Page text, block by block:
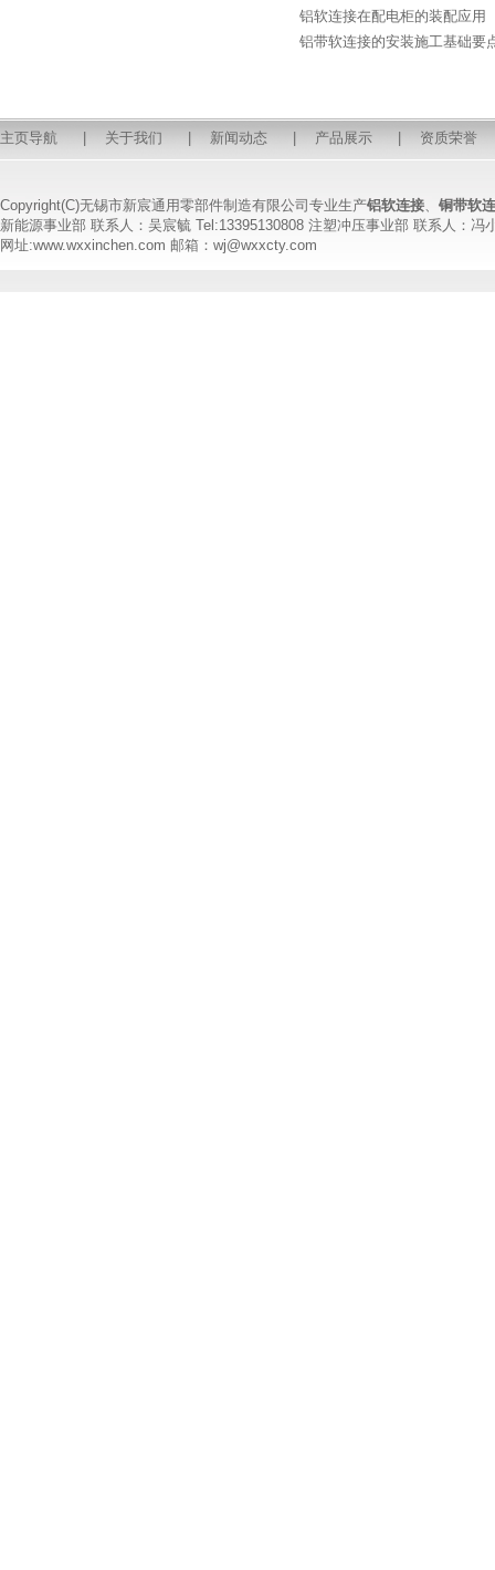
铝软连接在配电柜的装配应用
铝带软连接的安装施工基础要
主页导航 关于我们 新闻动态 产品展示 资质荣誉
Copyright(C)无锡市新宸通用零部件制造有限公司专业生产铝软连接、 铜带软
新能源事业部 联系人：吴宸毓 Tel:13395130808 注塑冲压事业部 联系人：冯
网址:www.wxxinchen.com 邮箱：wj@wxxcty.com